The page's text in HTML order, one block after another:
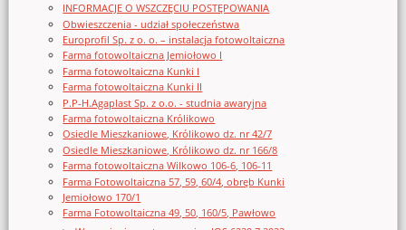
INFORMACJE O WSZCZĘCIU POSTĘPOWANIA
Obwieszczenia - udział społeczeństwa
Europrofil Sp. z o. o. – instalacja fotowoltaiczna
Farma fotowoltaiczna Jemiołowo I
Farma fotowoltaiczna Kunki I
Farma fotowoltaiczna Kunki II
P.P-H.Agaplast Sp. z o.o. - studnia awaryjna
Farma fotowoltaiczna Królikowo
Osiedle Mieszkaniowe, Królikowo dz. nr 42/7
Osiedle Mieszkaniowe, Królikowo dz. nr 166/8
Farma fotowoltaiczna Wilkowo 106-6, 106-11
Farma Fotowoltaiczna 57, 59, 60/4, obręb Kunki
Jemiołowo 170/1
Farma Fotowoltaiczna 49, 50, 160/5, Pawłowo